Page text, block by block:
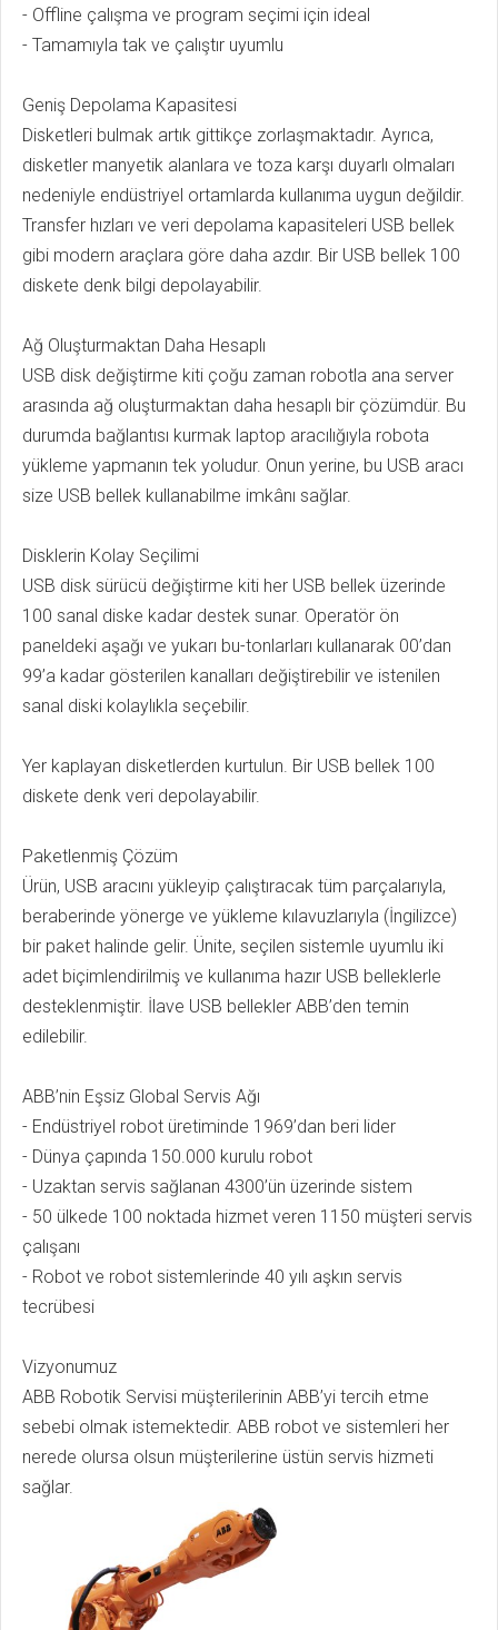
- Offline çalışma ve program seçimi için ideal
- Tamamıyla tak ve çalıştır uyumlu
Geniş Depolama Kapasitesi
Disketleri bulmak artık gittikçe zorlaşmaktadır. Ayrıca,
disketler manyetik alanlara ve toza karşı duyarlı olmaları
nedeniyle endüstriyel ortamlarda kullanıma uygun değildir.
Transfer hızları ve veri depolama kapasiteleri USB bellek
gibi modern araçlara göre daha azdır. Bir USB bellek 100
diskete denk bilgi depolayabilir.
Ağ Oluşturmaktan Daha Hesaplı
USB disk değiştirme kiti çoğu zaman robotla ana server
arasında ağ oluşturmaktan daha hesaplı bir çözümdür. Bu
durumda bağlantısı kurmak laptop aracılığıyla robota
yükleme yapmanın tek yoludur. Onun yerine, bu USB aracı
size USB bellek kullanabilme imkânı sağlar.
Disklerin Kolay Seçilimi
USB disk sürücü değiştirme kiti her USB bellek üzerinde
100 sanal diske kadar destek sunar. Operatör ön
paneldeki aşağı ve yukarı bu-tonlarları kullanarak 00’dan
99’a kadar gösterilen kanalları değiştirebilir ve istenilen
sanal diski kolaylıkla seçebilir.
Yer kaplayan disketlerden kurtulun. Bir USB bellek 100
diskete denk veri depolayabilir.
Paketlenmiş Çözüm
Ürün, USB aracını yükleyip çalıştıracak tüm parçalarıyla,
beraberinde yönerge ve yükleme kılavuzlarıyla (İngilizce)
bir paket halinde gelir. Ünite, seçilen sistemle uyumlu iki
adet biçimlendirilmiş ve kullanıma hazır USB belleklerle
desteklenmiştir. İlave USB bellekler ABB’den temin
edilebilir.
ABB’nin Eşsiz Global Servis Ağı
- Endüstriyel robot üretiminde 1969’dan beri lider
- Dünya çapında 150.000 kurulu robot
- Uzaktan servis sağlanan 4300’ün üzerinde sistem
- 50 ülkede 100 noktada hizmet veren 1150 müşteri servis
çalışanı
- Robot ve robot sistemlerinde 40 yılı aşkın servis
tecrübesi
Vizyonumuz
ABB Robotik Servisi müşterilerinin ABB’yi tercih etme
sebebi olmak istemektedir. ABB robot ve sistemleri her
nerede olursa olsun müşterilerine üstün servis hizmeti
sağlar.